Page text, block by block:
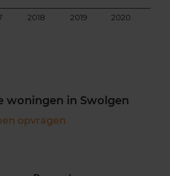
2018 2019 2020
woningen in Swolgen
opvragen